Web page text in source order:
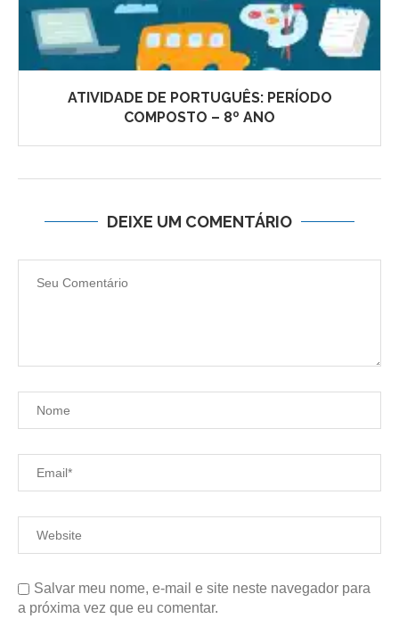
ATIVIDADE DE PORTUGUÊS: PERÍODO
COMPOSTO – 8º ANO
DEIXE UM COMENTÁRIO
Salvar meu nome, e-mail e site neste navegador para
a próxima vez que eu comentar.